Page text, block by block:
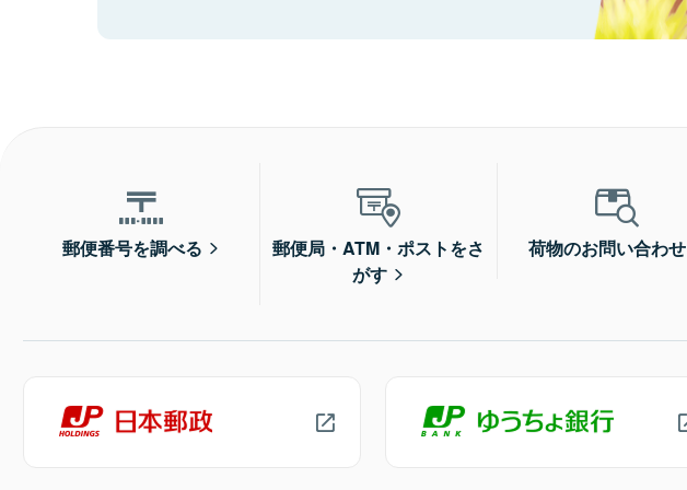
郵便番号を調べる
郵便局・ATM・ポストをさ
がす
荷物のお問い合わせ